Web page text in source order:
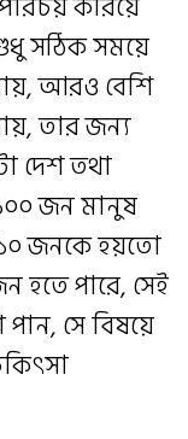
সঠিক সময়ে
আরও বেশি
তার জন্য
দেশ তথা
জন মানুষ
জনকে হয়তো
হতে পারে, সেই
সে বিষয়ে